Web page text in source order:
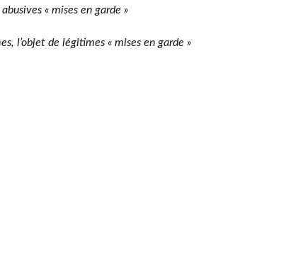
« mises en garde »
l’objet de légitimes « mises en garde »